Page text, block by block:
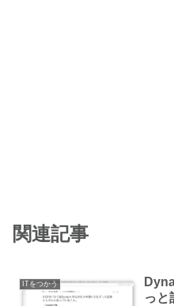
関連記事
ITをつかう
っと